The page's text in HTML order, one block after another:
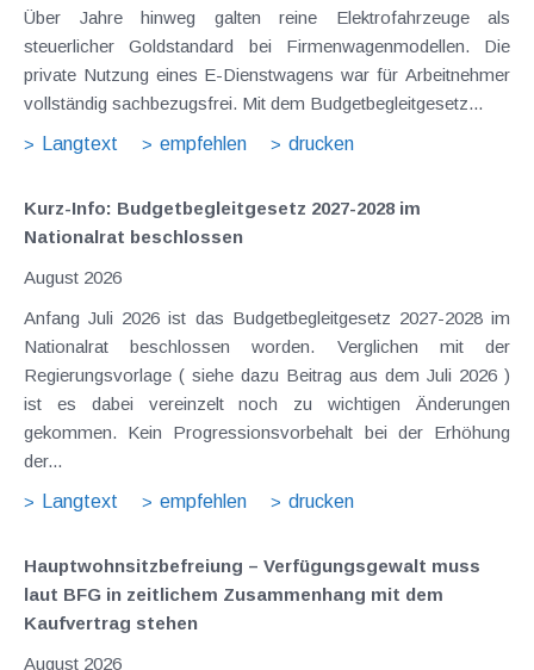
Über Jahre hinweg galten reine Elektrofahrzeuge als
steuerlicher Goldstandard bei Firmenwagenmodellen. Die
private Nutzung eines E-Dienstwagens war für Arbeitnehmer
vollständig sachbezugsfrei. Mit dem Budgetbegleitgesetz...
Langtext
empfehlen drucken
Kurz-Info: Budgetbegleitgesetz 2027-2028 im
Nationalrat beschlossen
August 2026
Anfang Juli 2026 ist das Budgetbegleitgesetz 2027-2028 im
Nationalrat beschlossen worden. Verglichen mit der
Regierungsvorlage ( siehe dazu Beitrag aus dem Juli 2026 )
ist es dabei vereinzelt noch zu wichtigen Änderungen
gekommen. Kein Progressionsvorbehalt bei der Erhöhung
der...
Langtext
empfehlen drucken
Hauptwohnsitz​­befreiung – Verfügungsgewalt muss
laut BFG in zeitlichem Zusammenhang mit dem
Kaufvertrag stehen
August 2026